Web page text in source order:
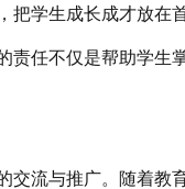
把学生成长成才放在
责任不仅是帮助学生
交流与推广。随着教